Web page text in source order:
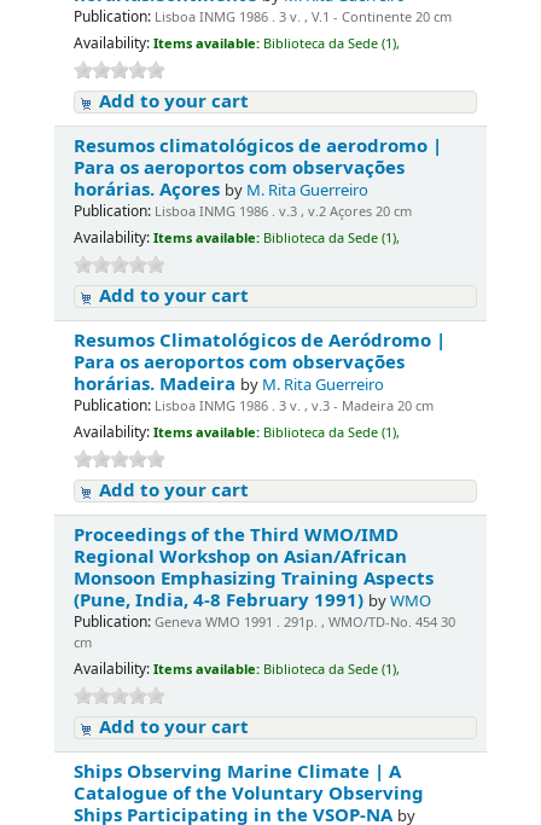
Publication: Lisboa INMG 1986 . 3 v. , V.1 - Continente 20 cm
Availability: Items available: Biblioteca da Sede (1),
Add to your cart
Resumos climatológicos de aerodromo |
Para os aeroportos com observações
horárias. Açores by M. Rita Guerreiro
Publication: Lisboa INMG 1986 . v.3 , v.2 Açores 20 cm
Availability: Items available: Biblioteca da Sede (1),
Add to your cart
Resumos Climatológicos de Aeródromo |
Para os aeroportos com observações
horárias. Madeira by M. Rita Guerreiro
Publication: Lisboa INMG 1986 . 3 v. , v.3 - Madeira 20 cm
Availability: Items available: Biblioteca da Sede (1),
Add to your cart
Proceedings of the Third WMO/IMD
Regional Workshop on Asian/African
Monsoon Emphasizing Training Aspects
(Pune, India, 4-8 February 1991) byWMO
Publication: Geneva WMO 1991 . 291p. , WMO/TD-No. 454 30
cm
Availability: Items available: Biblioteca da Sede (1),
Add to your cart
Ships Observing Marine Climate | A
Catalogue of the Voluntary Observing
Ships Participating in the VSOP-NA by